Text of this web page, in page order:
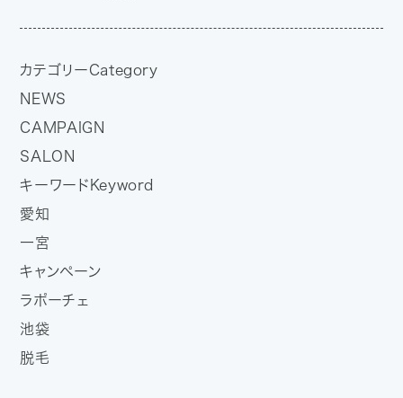
カテゴリーCategory
NEWS
CAMPAIGN
SALON
キーワード Keyword
愛知
一宮
キャンペーン
ラポーチェ
池袋
脱毛